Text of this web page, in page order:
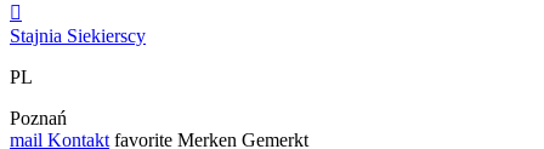

Stajnia Siekierscy
PL
Poznań
mail Kontakt favorite Merken Gemerkt